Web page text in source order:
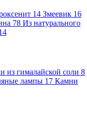
14 Змеевик 16
78 Из натурального
из гималайской соли 8
лампы 17 Камни